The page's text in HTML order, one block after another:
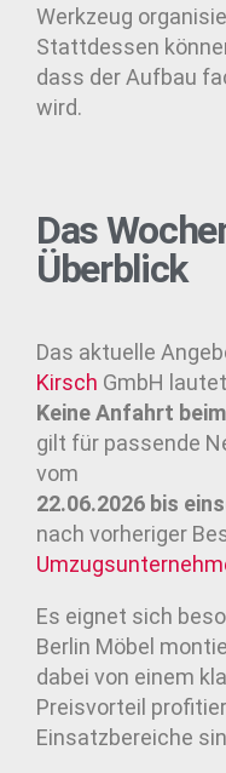
Werkzeug
Stattdessen
dass der Aufbau
wird.
Das
Überblick
Das aktuelle
Kirsch GmbH
Keine Anfahrt
gilt für passende
vom
22.06.2026 bis
nach vorheriger
Es eignet sich
Berlin Möbel
dabei von einem
Preisvorteil
Einsatzbereiche